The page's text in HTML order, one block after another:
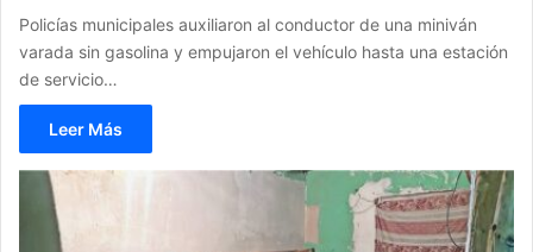
Policías municipales auxiliaron al conductor de una miniván
varada sin gasolina y empujaron el vehículo hasta una estación
de servicio…
Leer Más